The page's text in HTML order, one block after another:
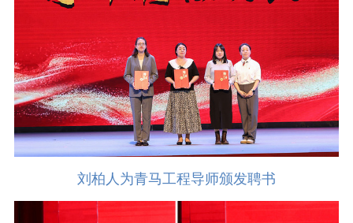
刘柏人为青马工程导师颁发聘书